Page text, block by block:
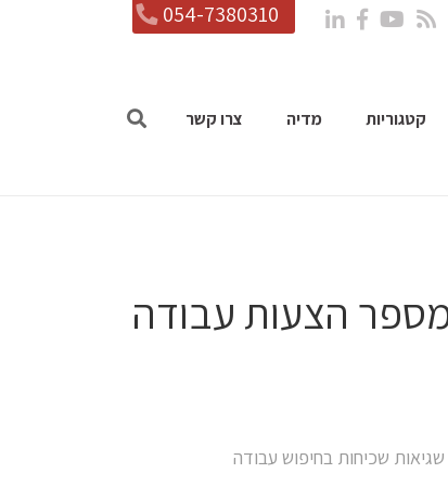
054-7380310
קטגוריות מדיה צרו קשר
הצעות עבודה
שגיאות שכיחות בחיפוש עבודה